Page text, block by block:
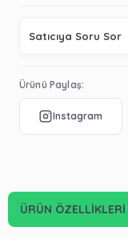
Satıcıya Soru Sor
Ürünü Paylaş:
ÜRÜN ÖZELLIKLERI